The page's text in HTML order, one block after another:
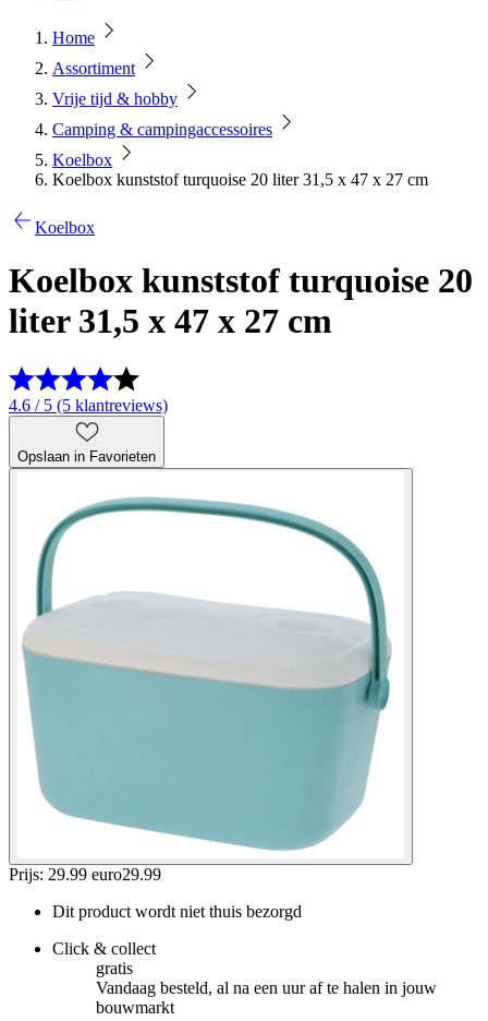
Home
Assortiment
Vrije tijd & hobby
Camping & campingaccessoires
Koelbox
Koelbox kunststof turquoise 20 liter 31,5 x 47 x 27 cm
Koelbox
Koelbox kunststof turquoise 20
liter 31,5 x 47 x 27 cm
4.6 / 5 (5 klantreviews)
Opslaan in Favorieten
Prijs: 29.99 euro29.99
Dit product wordt niet thuis bezorgd
Click & collect
gratis
Vandaag besteld, al na een uur af te halen in jouw
bouwmarkt